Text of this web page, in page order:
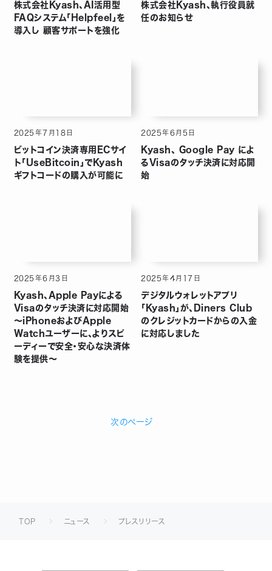
株式会社Kyash、AI活用型
FAQシステム「Helpfeel」を
導入し 顧客サポートを強化
株式会社Kyash、執行役員就
任のお知らせ
2025 年 7 月 18 日
ビットコイン決済専用ECサイ
ト「UseBitcoin」でKyash
ギフトコードの購入が可能に
2025 年6月 5 日
Kyash、 Google Pay によ
るVisaのタッチ決済に対応開
始
2025 年6 月 3 日
Kyash、Apple Payによる
Visaのタッチ決済に対応開始
～iPhoneおよびApple
Watchユーザーに、よりスピ
ーディーで安全・安心な決済体
験を提供～
2025 年4 月 17 日
デジタルウォレットアプリ
「Kyash」が、Diners Club
のクレジットカードからの入金
に対応しました
次のページ
TOP ニュース プレスリリース